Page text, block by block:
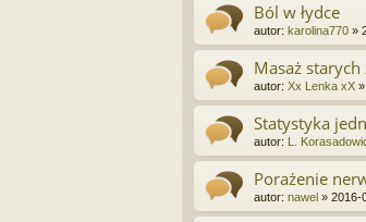
Ból w łydce
autor: karolina770 »
Masaż
autor: Xx Lenka xX »
Statystyka
autor: L.
Porażenie
autor: nawel » 2016-